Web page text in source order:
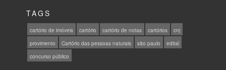
TAGS
cartório de imóveis cartório cartório de notas cartórios
cnj
provimento
Cartório das pessoas naturais são paulo
edital
concurso público